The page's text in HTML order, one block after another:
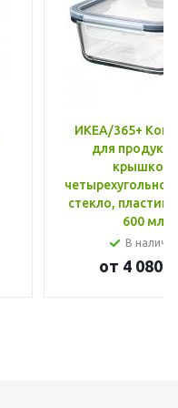
ИКЕА/365+
для
крышкой,
стекло, пластик
600 мл
В
от 4 080 ₸